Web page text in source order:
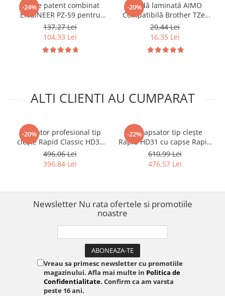
-24%
Cleste patent combinat
ENGINEER PZ-59 pentru
extragerea suruburilor
deteriorate si gripate 200
mm Fabricat in Japonia
137,27 Lei
104,33 Lei
-20%
Bandă laminată AIMO
Compatibilă Brother TZe-
231, 12 mm text negru pe
alb, pentru identificare
rafturi, inventariere și
organizare profesională
20,44 Lei
16,35 Lei
ALTI CLIENTI AU CUMPARAT
-20%
Capsator profesional tip
clește Rapid Classic HD31
pentru depozitare, logistică,
ambalare și aplicații
industriale, finisaj nichelat
496,06 Lei
396,84 Lei
-22%
Set capsator tip clește
Rapid HD31 cu capse Rapid
73/8 Super Strong, pentru
logistică, ambalare și
aplicații industriale
610,99 Lei
476,57 Lei
Newsletter Nu rata ofertele si promotiile
noastre
Vreau sa primesc newsletter cu promotiile
magazinului. Afla mai multe in Politica de
Confidentialitate. Confirm ca am varsta
peste 16 ani.